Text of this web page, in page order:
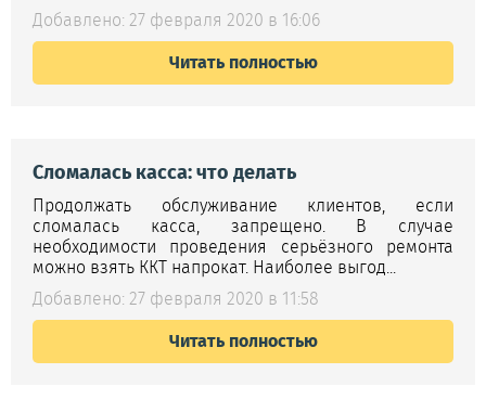
Добавлено: 27 февраля 2020 в 16:06
Читать полностью
Сломалась касса: что делать
Продолжать обслуживание клиентов, если
сломалась касса, запрещено. В случае
необходимости проведения серьёзного ремонта
можно взять ККТ напрокат. Наиболее выгод...
Добавлено: 27 февраля 2020 в 11:58
Читать полностью